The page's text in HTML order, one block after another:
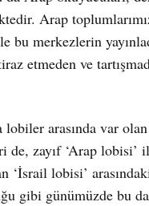
Arap
bu merkezlerin
etmeden ve
lobiler arasında var
de, zayıf ‘Arap lobisi’
‘İsrail lobisi’
gibi günümüzde bu